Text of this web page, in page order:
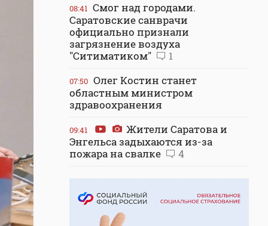
08:41 Смог над городами.
Саратовские санврачи
официально признали
загрязнение воздуха
"Ситиматиком"
1
07:50 Олег Костин станет
областным министром
здравоохранения
09:41
Жители Саратова и
Энгельса задыхаются из-за
пожара на свалке
4